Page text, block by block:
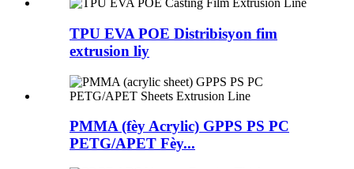
TPU EVA POE Distribisyon fim
extrusion liy
PMMA (fèy Acrylic) GPPS PS PC
PETG/APET Fèy...